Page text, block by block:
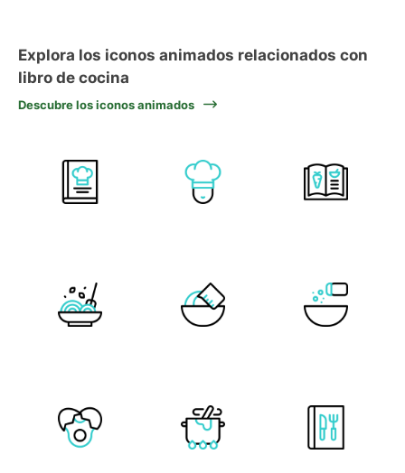
Explora los iconos animados relacionados con
libro de cocina
Descubre los iconos animados